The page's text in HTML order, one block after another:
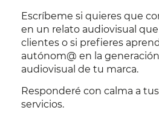
Escríbeme si quieres que
en un relato audiovisual
clientes o si prefieres
autónom@ en la
audiovisual de tu marca.
Responderé con calma a
servicios.